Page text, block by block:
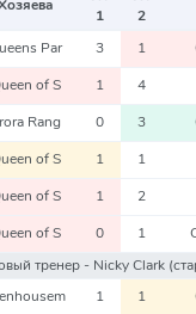
1
2
Par 3 1
of S 1 4
Rang 0 3
of S 1 1
of S 1 2
of S 0 1
тренер - Nicky Clark
1 1